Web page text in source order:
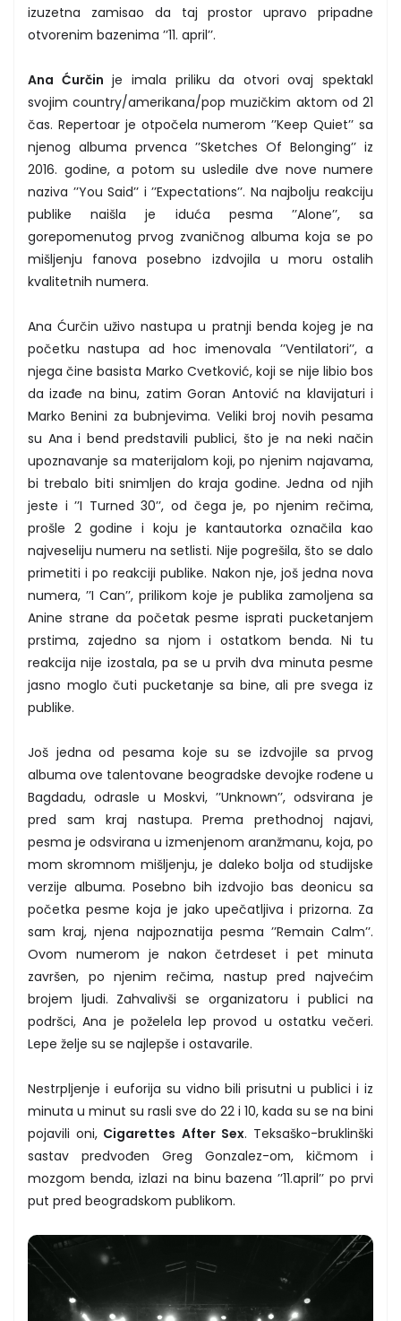
izuzetna zamisao da taj prostor upravo pripadne
otvorenim bazenima ’’11. april’’.
Ana Ćurčin je imala priliku da otvori ovaj spektakl
svojim country/amerikana/pop muzičkim aktom od 21
čas. Repertoar je otpočela numerom ’’Keep Quiet’’ sa
njenog albuma prvenca ’’Sketches Of Belonging’’ iz
2016. godine, a potom su usledile dve nove numere
naziva ’’You Said’’ i ’’Expectations’’. Na najbolju reakciju
publike naišla je iduća pesma ’’Alone’’, sa
gorepomenutog prvog zvaničnog albuma koja se po
mišljenju fanova posebno izdvojila u moru ostalih
kvalitetnih numera.
Ana Ćurčin uživo nastupa u pratnji benda kojeg je na
početku nastupa ad hoc imenovala ’’Ventilatori’’, a
njega čine basista Marko Cvetković, koji se nije libio bos
da izađe na binu, zatim Goran Antović na klavijaturi i
Marko Benini za bubnjevima. Veliki broj novih pesama
su Ana i bend predstavili publici, što je na neki način
upoznavanje sa materijalom koji, po njenim najavama,
bi trebalo biti snimljen do kraja godine. Jedna od njih
jeste i ’’I Turned 30’’, od čega je, po njenim rečima,
prošle 2 godine i koju je kantautorka označila kao
najveseliju numeru na setlisti. Nije pogrešila, što se dalo
primetiti i po reakciji publike. Nakon nje, još jedna nova
numera, ’’I Can’’, prilikom koje je publika zamoljena sa
Anine strane da početak pesme isprati pucketanjem
prstima, zajedno sa njom i ostatkom benda. Ni tu
reakcija nije izostala, pa se u prvih dva minuta pesme
jasno moglo čuti pucketanje sa bine, ali pre svega iz
publike.
Još jedna od pesama koje su se izdvojile sa prvog
albuma ove talentovane beogradske devojke rođene u
Bagdadu, odrasle u Moskvi, ’’Unknown’’, odsvirana je
pred sam kraj nastupa. Prema prethodnoj najavi,
pesma je odsvirana u izmenjenom aranžmanu, koja, po
mom skromnom mišljenju, je daleko bolja od studijske
verzije albuma. Posebno bih izdvojio bas deonicu sa
početka pesme koja je jako upečatljiva i prizorna. Za
sam kraj, njena najpoznatija pesma ’’Remain Calm’’.
Ovom numerom je nakon četrdeset i pet minuta
završen, po njenim rečima, nastup pred najvećim
brojem ljudi. Zahvalivši se organizatoru i publici na
podršci, Ana je poželela lep provod u ostatku večeri.
Lepe želje su se najlepše i ostavarile.
Nestrpljenje i euforija su vidno bili prisutni u publici i iz
minuta u minut su rasli sve do 22 i 10, kada su se na bini
pojavili oni, Cigarettes After Sex. Teksaško-bruklinški
sastav predvođen Greg Gonzalez-om, kičmom i
mozgom benda, izlazi na binu bazena ’’11.april’’ po prvi
put pred beogradskom publikom.